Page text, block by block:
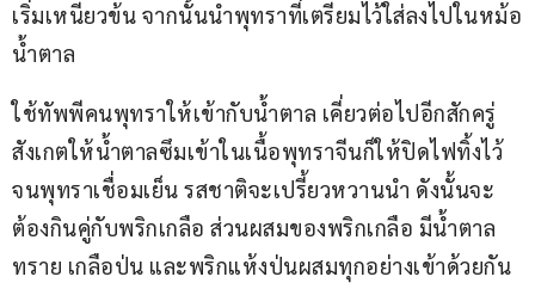
เริ่มเหนียวข้น จากนั้นนำพุทราที่เตรียมไว้ใส่ลงไปในหม้อ
น้ำตาล
ใช้ทัพพีคนพุทราให้เข้ากับน้ำตาล เคี่ยวต่อไปอีกสักครู่
สังเกตให้น้ำตาลซึมเข้าในเนื้อพุทราจีนก็ให้ปิดไฟทิ้งไว้
จนพุทราเชื่อมเย็น รสชาติจะเปรี้ยวหวานนำ ดังนั้นจะ
ต้องกินคู่กับพริกเกลือ ส่วนผสมของพริกเกลือ มีน้ำตาล
ทราย เกลือป่น และพริกแห้งป่นผสมทุกอย่างเข้าด้วยกัน